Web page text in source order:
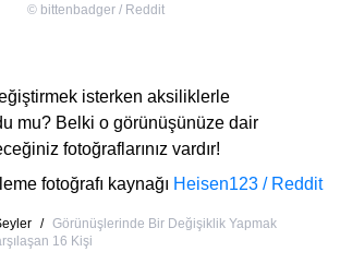
© bittenbadger / Reddit
isterken aksiliklerle
mu? Belki o görünüşünüze dair
fotoğraflarınız vardır!
fotoğrafı kaynağı Heisen123 / Reddit
/ Görünüşlerinde Bir Değişiklik Yapmak
16 Kişi